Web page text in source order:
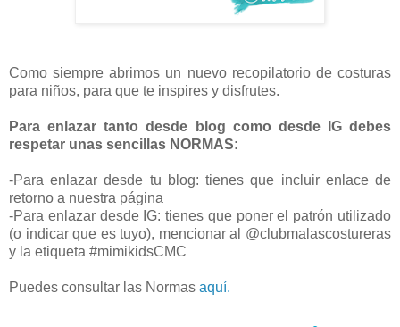
Como siempre abrimos un nuevo recopilatorio de costuras
para niños, para que te inspires y disfrutes.
Para enlazar tanto desde blog como desde IG debes
respetar unas sencillas NORMAS:
-Para enlazar desde tu blog: tienes que incluir enlace de
retorno a nuestra página
-Para enlazar desde IG: tienes que poner el patrón utilizado
(o indicar que es tuyo), mencionar al @clubmalascostureras
y la etiqueta #mimikidsCMC
Puedes consultar las Normas aquí.